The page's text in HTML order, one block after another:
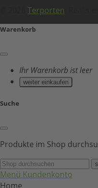
Terporten
Warenkorb
Ihr Warenkorb ist leer
weiter einkaufen
Suche
Produkte im Shop
Menü Kundenkonto
Home